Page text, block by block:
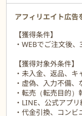
アフィリエイト広告
【獲得条件】
・WEBでご注文後
【獲得対象外条件】
・未入金、返品、
・虚偽、入力不備
・転売（転売目的
・LINE、公式アプ
・代金引換、コン